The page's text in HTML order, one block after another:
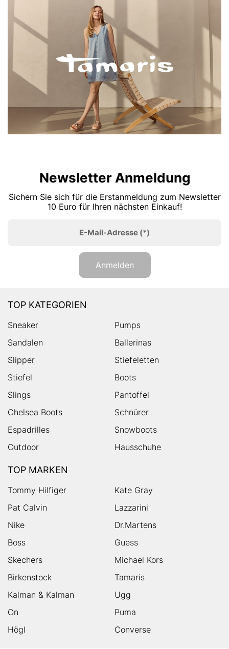
Newsletter Anmeldung
Sichern Sie sich für die Erstanmeldung zum Newsletter
10 Euro für Ihren nächsten Einkauf!
E-Mail-Adresse (*)
Anmelden
TOP KATEGORIEN
Sneaker
Pumps
Sandalen
Ballerinas
Slipper
Stiefeletten
Stiefel
Boots
Slings
Pantoffel
Chelsea Boots
Schnürer
Espadrilles
Snowboots
Outdoor
Hausschuhe
TOP MARKEN
Tommy Hilfiger
Kate Gray
Pat Calvin
Lazzarini
Nike
Dr.Martens
Boss
Guess
Skechers
Michael Kors
Birkenstock
Tamaris
Kalman & Kalman
Ugg
On
Puma
Högl
Converse